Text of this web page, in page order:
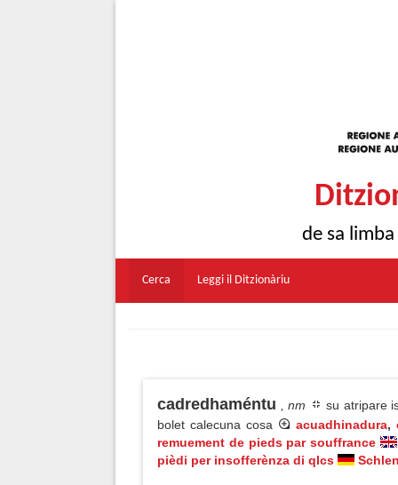
de sa
Cerca Leggi il Ditzionàriu
cadredhaméntu , nm
su atripare
bolet calecuna cosa
acuadhinadura,
remuement de pieds par souffrance
pièdi per insofferènza di qlcs